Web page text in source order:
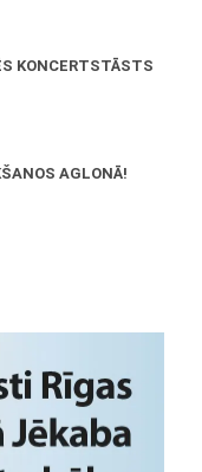
KONCERTSTĀSTS
AGLONĀ!